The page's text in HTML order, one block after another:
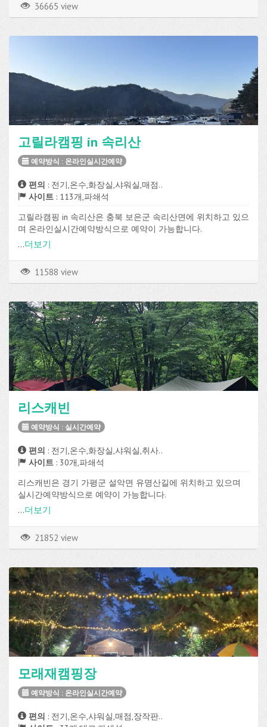
36665 view
고릴라캠핑 in 속리산
예약방식 : 온라인실시간예약
편의 : 전기,온수,화장실,샤워실,매점..
사이트 : 113개,파쇄석
고릴라캠핑 in 속리산은 충북 보은군 속리산면에 위치하고 있으
며 온라인실시간예약방식으로 예약이 가능합니다.
파쇄석 사이트가 총 113개로 구성되어 있고, 전기, 온수, 화장실,
...더보기
11588 view
리스캐빈
예약방식 : 실시간예약
편의 : 전기,온수,화장실,샤워실,취사..
사이트 : 30개,파쇄석
리스캐빈은 경기 가평군 설악면 유명산길에 위치하고 있으며
실시간예약방식으로 예약이 가능합니다.
파쇄석 사이트가 총 30개로 구성되어 있고, 전기, 온수, 화장실,
...더보기
21852 view
모래재캠핑장
예약방식 : 온라인실시간예약
편의 : 전기,온수,샤워실,매점,장작판..